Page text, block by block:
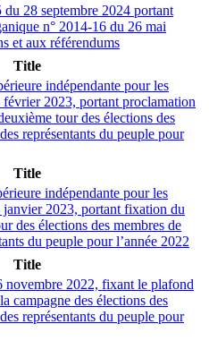
28 septembre 2024 portant
n° 2014-16 du 26 mai
et aux référendums
Title
indépendante pour les
2023, portant proclamation
tour des élections des
représentants du peuple pour
Title
indépendante pour les
2023, portant fixation du
des élections des membres de
du peuple pour l’année 2022
Title
novembre 2022, fixant le plafond
campagne des élections des
représentants du peuple pour